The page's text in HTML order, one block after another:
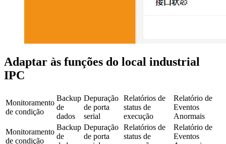
Adaptar às funções do local industrial
IPC
Monitoramento
de condição
Backup
de
dados
Depuração
de porta
serial
Relatórios de
status de
execução
Relatório de
Eventos
Anormais
Monitoramento
de condição
Backup
de
Depuração
de porta
Relatórios de
status de
Relatório de
Eventos